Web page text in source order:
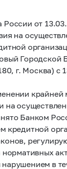
России от
на
г. Москва) с
крайней
на
Банком
кредитной
нормативных
в